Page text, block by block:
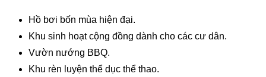
Hồ bơi bốn mùa hiện đại.
Khu sinh hoạt cộng đồng dành cho các cư dân.
Vườn nướng BBQ.
Khu rèn luyện thể dục thể thao.